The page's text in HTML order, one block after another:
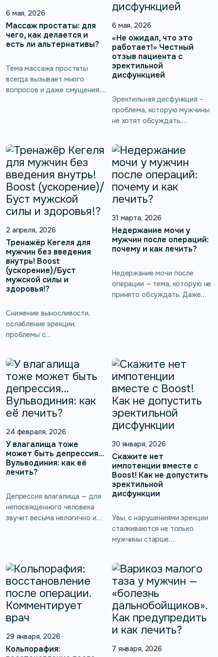
устранить с помощью
современных тренажёров
Кегеля. Такие тренировки
помогают укрепить и
вернуть силы мышцам
мочеиспускание, вернуть
сексуальное […]
6 мая, 2026
Массаж простаты: для
чего, как делается и
есть ли альтернативы?
Тема массажа простаты
всегда вызывает много
вопросов и даже смущения.
кровообращение, повысить
потенцию и предотвратить
неприятные заболевания. Но
не всем комфортно
обращаться за такой
процедурой к врачу, да и
самостоятельное
выполнение может быть
неудобным.
6 мая, 2026
«Не ожидал, что это
работает!» Честный
отзыв пациента с
эректильной
дисфункцией
Эректильная дисфункция –
проблема, которую мужчины
не хотят обсуждать.
распространенности не
знает никто. Для мужчины,
хоть старше 50 лет, хоть
моложе, это –
исключительно болезненная
тема! И даже если он
андролога, советы
врача нередко могут
игнорироваться, например,
когда назначается
импотенции. Реально ли
победить это состояние в
домашних условиях? При чём
2 апреля, 2026
Тренажёр Кегеля для
мужчин без введения
внутрь! Boost
(ускорение)/Буст
мужской силы и
здоровья!?
Снижение выносливости,
ослабление эрекции,
проблемы с
происходят внезапно. Чаще
всего это постепенный
сигнал о том, что организму
нужна поддержка. И одна из
причин может быть совсем
не там, где её обычно ищут.
Да, у мужчин они тоже есть
— и они участвуют в
поддержании эрекции,
семяизвержении, работе
простаты […]
31 марта, 2026
Недержание мочи у
мужчин после операций:
почему и как лечить?
Недержание мочи после
операции — тема, которую не
принято обсуждать. Даже
Нередко с этим
сталкиваются мужчины
после операций на
предстательной железе,
мочевом пузыре или других
органах малого таза.
Разберёмся, почему
возникает недержание после
операций, какие […]
24 февраля, 2026
У влагалища тоже
может быть депрессия…
Вульводиния: как её
лечить?
Депрессия влагалища — для
непосвященного человека
звучит весьма нелогично и
признано официальной
медициной, которая
использует для него такое
определение, как
вульводиния. В статье
рассказываем, о какой
депрессии идёт речь и как
она проявляется.
30 января, 2026
Скажите нет
импотенции вместе с
Boost! Как не допустить
эректильной
дисфункции
Увы, с нарушениями эрекции
сталкиваются не только
мужчины старше
мужская беда может
нагрянуть даже к
относительно молодому
человеку. Если ослаблены
мышцы тазового дна,
импотенция проявляется так
или иначе, и здесь без
профессиональных советов
врача и правильного лечения
29 января, 2026
Кольпорафия:
7 января, 2026